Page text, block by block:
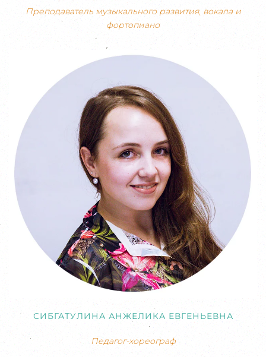
Преподаватель музыкального развития, вокала и
фортопиано
СИБГАТУЛИНА АНЖЕЛИКА ЕВГЕНЬЕВНА
Педагог-хореограф